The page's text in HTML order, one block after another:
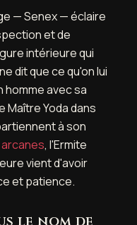
— Senex — éclaire
et de
intérieure qui
dit que ce qu'on lui
homme avec sa
Maître Yoda dans
à son
arcanes, l'Ermite
vient d'avoir
et patience.